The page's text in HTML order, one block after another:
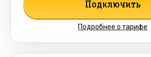
Подключить
Подробнее о тарифе